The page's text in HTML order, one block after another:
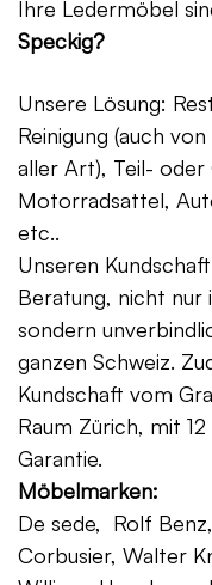
Ihre Ledermöbel
Speckig?
Unsere Lösung:
Reinigung (auch
aller Art), Teil- oder
Motorradsattel,
etc..
Unseren
Beratung, nicht nur
sondern
ganzen Schweiz.
Kundschaft vom
Raum Zürich, mit
Garantie.
Möbelmarken:
De sede, Rolf
Corbusier, Walter